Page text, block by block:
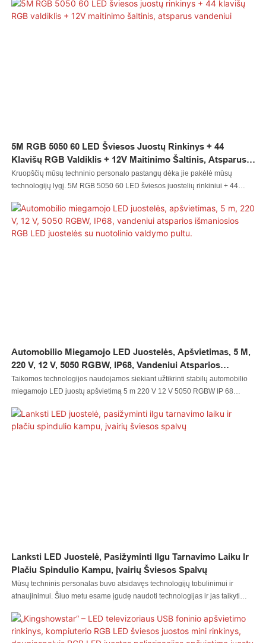
produktas yra ypač naudingas
5M RGB 5050 60 LED Šviesos Juostų Rinkinys + 44
Klavišų RGB Valdiklis + 12V Maitinimo Šaltinis, Atsparus
Vandeniui
Kruopščių mūsų techninio personalo pastangų dėka jie pakėlė mūsų
technologijų lygį. 5M RGB 5050 60 LED šviesos juostelių rinkiniui + 44
gaminti galime panaudoti pažangiausias technologijas. Nuolat atrandant
daugiau jo privalumų, plečiamos ir jo taikymo sritys. Tai dažnai matoma
dabartiniame lauke (-uose)
Automobilio Miegamojo LED Juostelės, Apšvietimas, 5 M,
220 V, 12 V, 5050 RGBW, IP68, Vandeniui Atsparios
Išmaniosios RGB LED Juostelės Su Nuotolinio Valdymo
Pultu.
Taikomos technologijos naudojamos siekiant užtikrinti stabilų automobilio
miegamojo LED juostų apšvietimą 5 m 220 V 12 V 5050 RGBW IP 68
pultu. Jo taikymo sritis yra pakankamai plati, kad apimtų šią(-ias) sritį(-is):
Lanksti LED Juostelė, Pasižyminti Ilgu Tarnavimo Laiku Ir
Plačiu Spindulio Kampu, Įvairių Šviesos Spalvų
Mūsų techninis personalas buvo atsidavęs technologijų tobulinimui ir
atnaujinimui. Šiuo metu esame įgudę naudoti technologijas ir jas taikyti
kampu, gamybos procese. Jos taikymo sritys buvo labai išplėstos, nes jos
privalumai ir toliau atrandami. Šiuo metu jis plačiai naudojamas šiose